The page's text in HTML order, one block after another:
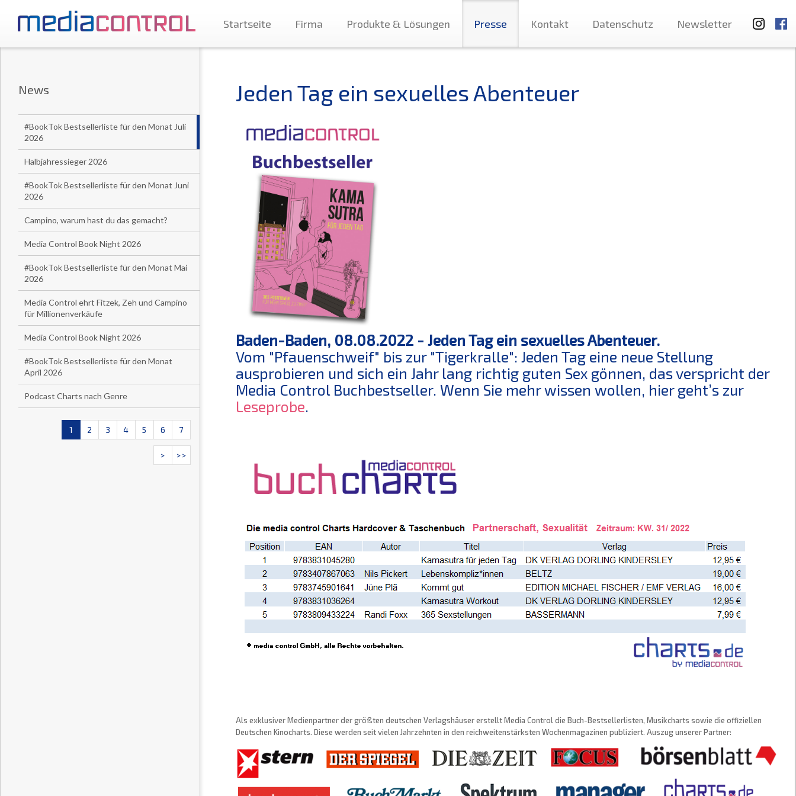
Startseite Firma Produkte & Lösungen Presse Kontakt Datenschutz Newsletter
News
#BookTok Bestsellerliste für den Monat Juli
2026
Halbjahressieger 2026
#BookTok Bestsellerliste für den Monat Juni
2026
Campino, warum hast du das gemacht?
Media Control Book Night 2026
#BookTok Bestsellerliste für den Monat Mai
2026
Media Control ehrt Fitzek, Zeh und Campino
für Millionenverkäufe
Media Control Book Night 2026
#BookTok Bestsellerliste für den Monat
April 2026
Podcast Charts nach Genre
1 2 3 4 5 6 7
> >>
Jeden Tag ein sexuelles Abenteuer
Baden-Baden, 08.08.2022 - Jeden Tag ein sexuelles Abenteuer.
Vom "Pfauenschweif" bis zur "Tigerkralle": Jeden Tag eine neue Stellung
ausprobieren und sich ein Jahr lang richtig guten Sex gönnen, das verspricht der
Media Control Buchbestseller. Wenn Sie mehr wissen wollen, hier geht’s zur
Leseprobe.
Als exklusiver Medienpartner der größten deutschen Verlagshäuser erstellt Media Control die Buch-Bestsellerlisten, Musikcharts sowie die offiziellen
Deutschen Kinocharts. Diese werden seit vielen Jahrzehnten in den reichweitenstärksten Wochenmagazinen publiziert. Auszug unserer Partner: